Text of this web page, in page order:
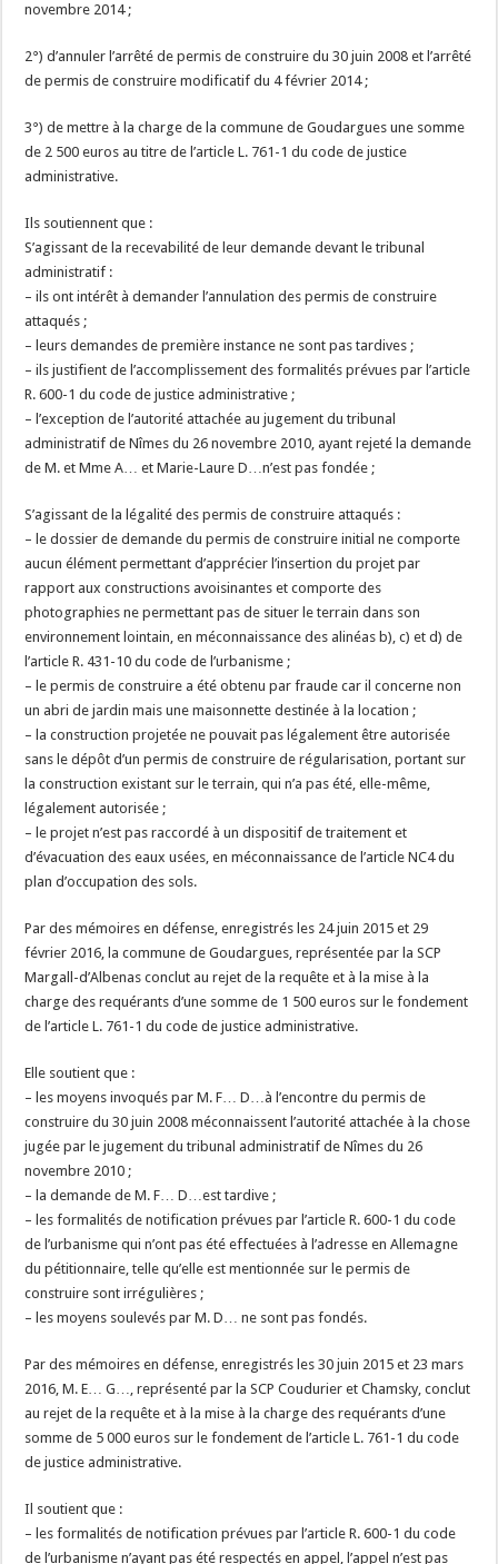
novembre 2014 ;
2°) d’annuler l’arrêté de permis de construire du 30 juin 2008 et l’arrêté
de permis de construire modificatif du 4 février 2014 ;
3°) de mettre à la charge de la commune de Goudargues une somme
de 2 500 euros au titre de l’article L. 761-1 du code de justice
administrative.
Ils soutiennent que :
S’agissant de la recevabilité de leur demande devant le tribunal
administratif :
– ils ont intérêt à demander l’annulation des permis de construire
attaqués ;
– leurs demandes de première instance ne sont pas tardives ;
– ils justifient de l’accomplissement des formalités prévues par l’article
R. 600-1 du code de justice administrative ;
– l’exception de l’autorité attachée au jugement du tribunal
administratif de Nîmes du 26 novembre 2010, ayant rejeté la demande
de M. et Mme A… et Marie-Laure D…n’est pas fondée ;
S’agissant de la légalité des permis de construire attaqués :
– le dossier de demande du permis de construire initial ne comporte
aucun élément permettant d’apprécier l’insertion du projet par
rapport aux constructions avoisinantes et comporte des
photographies ne permettant pas de situer le terrain dans son
environnement lointain, en méconnaissance des alinéas b), c) et d) de
l’article R. 431-10 du code de l’urbanisme ;
– le permis de construire a été obtenu par fraude car il concerne non
un abri de jardin mais une maisonnette destinée à la location ;
– la construction projetée ne pouvait pas légalement être autorisée
sans le dépôt d’un permis de construire de régularisation, portant sur
la construction existant sur le terrain, qui n’a pas été, elle-même,
légalement autorisée ;
– le projet n’est pas raccordé à un dispositif de traitement et
d’évacuation des eaux usées, en méconnaissance de l’article NC4 du
plan d’occupation des sols.
Par des mémoires en défense, enregistrés les 24 juin 2015 et 29
février 2016, la commune de Goudargues, représentée par la SCP
Margall-d’Albenas conclut au rejet de la requête et à la mise à la
charge des requérants d’une somme de 1 500 euros sur le fondement
de l’article L. 761-1 du code de justice administrative.
Elle soutient que :
– les moyens invoqués par M. F… D…à l’encontre du permis de
construire du 30 juin 2008 méconnaissent l’autorité attachée à la chose
jugée par le jugement du tribunal administratif de Nîmes du 26
novembre 2010 ;
– la demande de M. F… D…est tardive ;
– les formalités de notification prévues par l’article R. 600-1 du code
de l’urbanisme qui n’ont pas été effectuées à l’adresse en Allemagne
du pétitionnaire, telle qu’elle est mentionnée sur le permis de
construire sont irrégulières ;
– les moyens soulevés par M. D… ne sont pas fondés.
Par des mémoires en défense, enregistrés les 30 juin 2015 et 23 mars
2016, M. E… G…, représenté par la SCP Coudurier et Chamsky, conclut
au rejet de la requête et à la mise à la charge des requérants d’une
somme de 5 000 euros sur le fondement de l’article L. 761-1 du code
de justice administrative.
Il soutient que :
– les formalités de notification prévues par l’article R. 600-1 du code
de l’urbanisme n’ayant pas été respectés en appel, l’appel n’est pas